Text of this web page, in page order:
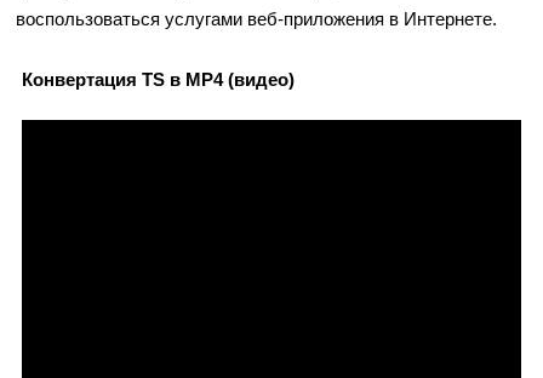
воспользоваться услугами веб-приложения в Интернете.
Конвертация TS в MP4 (видео)